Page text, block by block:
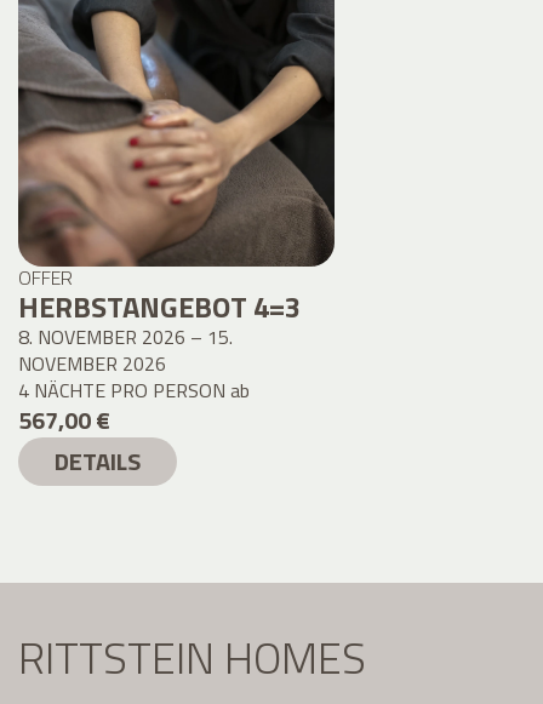
OFFER
HERBSTANGEBOT 4=3
8. NOVEMBER 2026 – 15.
NOVEMBER 2026
4 NÄCHTE PRO PERSON ab
567,00 €
DETAILS
RITTSTEIN HOMES